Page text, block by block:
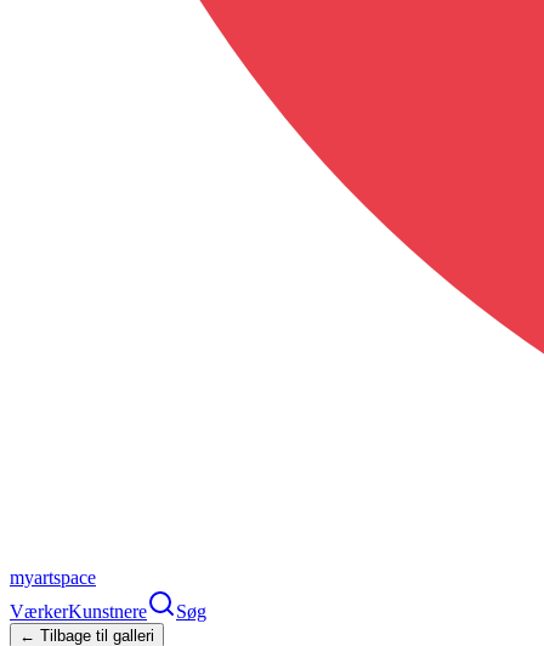
myartspace
VærkerKunstnere Søg
← Tilbage til galleri